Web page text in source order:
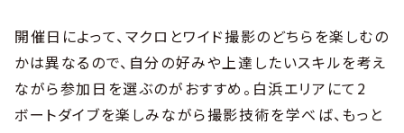
開催日によって、マクロとワイド撮影のどちらを楽しむの
かは異なるので、自分の好みや上達したいスキルを考え
ながら参加日を選ぶのがおすすめ。白浜エリアにて2
ボートダイブを楽しみながら撮影技術を学べば、もっと